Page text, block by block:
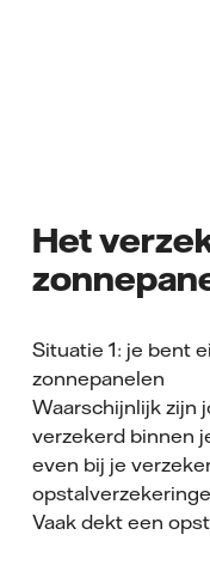
Het
Situatie 1: je bent
zonnepanelen
Waarschijnlijk zijn
verzekerd binnen
even bij je
Vaak dekt een